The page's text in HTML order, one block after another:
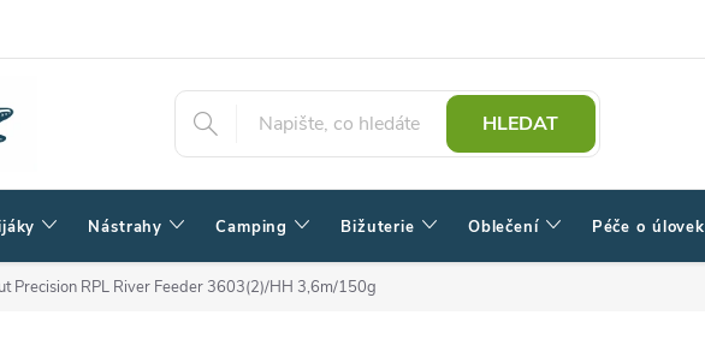
HLEDAT
Nástrahy Camping Bižuterie Oblečení Péče o úlovek
Precision RPL River Feeder 3603(2)/HH 3,6m/150g